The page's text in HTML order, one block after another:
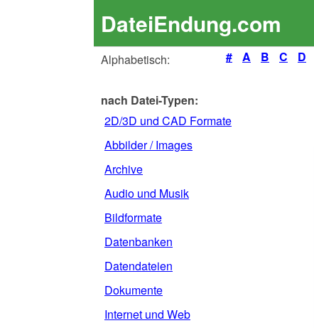
DateiEndung.com
Alphabetisch:
# A B C D
nach Datei-Typen:
2D/3D und CAD Formate
Abbilder / Images
Archive
Audio und Musik
Bildformate
Datenbanken
Datendateien
Dokumente
Internet und Web